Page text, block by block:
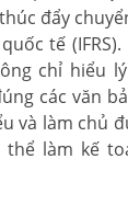
đẩy
tế
chỉ hiểu
các văn
và làm chủ
làm kế